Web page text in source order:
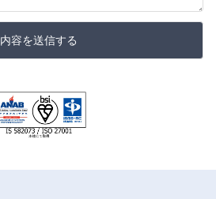
内容を送信する